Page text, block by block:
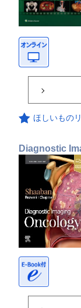
ほしいもの
Diagnostic